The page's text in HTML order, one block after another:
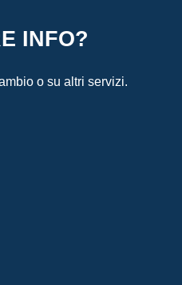
INFO?
o su altri servizi.